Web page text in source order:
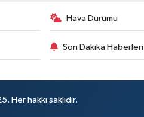
Hava Durumu
Son Dakika Haberleri
Her hakkı saklıdır.